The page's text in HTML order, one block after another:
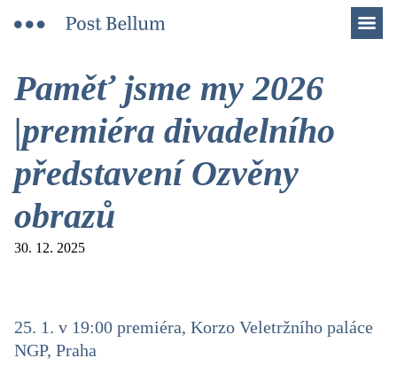
Paměť jsme my 2026
|premiéra divadelního
představení Ozvěny
obrazů
30. 12. 2025
25. 1. v 19:00 premiéra, Korzo Veletržního paláce
NGP, Praha